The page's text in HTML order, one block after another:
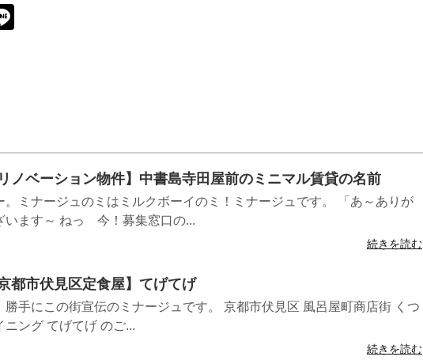
ノベーション物件】中書島寺田屋前のミニマル賃貸の名前
。ミナージュのミはミルクボーイのミ！ミナージュです。 「あ～ありが
います～ ねっ 今！募集窓口の...
続きを読む
都市伏見区定食屋】てげてげ
勝手にこの街宣伝のミナージュです。 京都市伏見区 風呂屋町商店街 くつ
ニング てげてげ のご...
続きを読む